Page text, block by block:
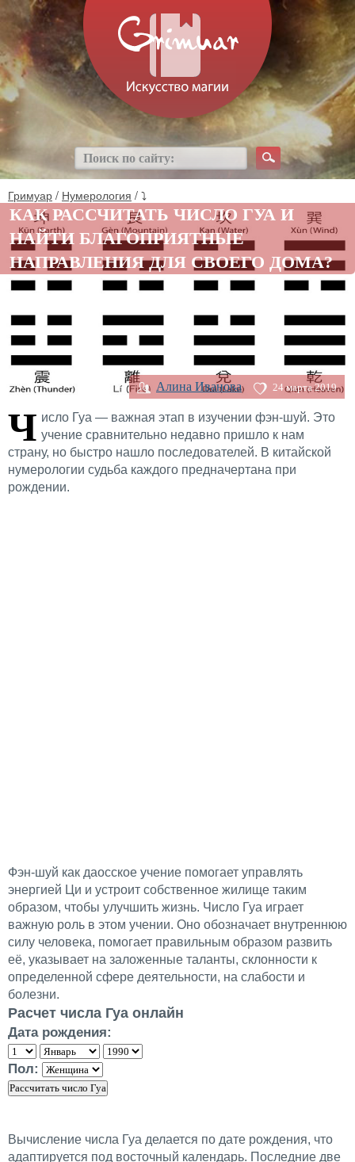
Гримуар / Нумерология / ⤵
КАК РАССЧИТАТЬ ЧИСЛО ГУА И
НАЙТИ БЛАГОПРИЯТНЫЕ
НАПРАВЛЕНИЯ ДЛЯ СВОЕГО ДОМА?
Алина Иванова 24 марта 2019
Ч исло Гуа — важная этап в изучении фэн-шуй. Это
учение сравнительно недавно пришло к нам
страну, но быстро нашло последователей. В китайской
нумерологии судьба каждого предначертана при
рождении.
Фэн-шуй как даосское учение помогает управлять
энергией Ци и устроит собственное жилище таким
образом, чтобы улучшить жизнь. Число Гуа играет
важную роль в этом учении. Оно обозначает внутреннюю
силу человека, помогает правильным образом развить
её, указывает на заложенные таланты, склонности к
определенной сфере деятельности, на слабости и
болезни.
Расчет числа Гуа онлайн
Дата рождения:
Пол:
Рассчитать число Гуа
Вычисление числа Гуа делается по дате рождения, что
адаптируется под восточный календарь. Последние две